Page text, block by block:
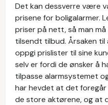
Det kan dessverre være
prisene for boligalarmer.
priser på nett, så man
tilsendt tilbud. Årsaken
oppgi prislister til sine
selv er fordi de ønsker å
tilpasse alarmsystemet
har hevdet at det foregår
de store aktørene, og at